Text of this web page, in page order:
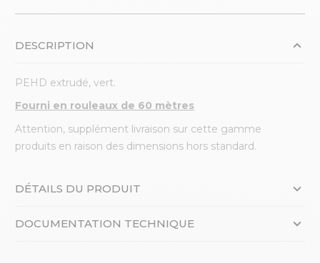
DESCRIPTION
PEHD extrudé, vert.
Fourni en rouleaux de 60 mètres
Attention, supplément livraison sur cette gamme
produits en raison des dimensions hors standard.
DÉTAILS DU PRODUIT
DOCUMENTATION TECHNIQUE